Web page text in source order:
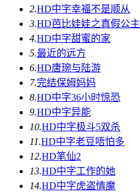
2.HD中字幸福不是顺从
3.HD芭比娃娃之真假公主
4.HD中字甜蜜的家
5.最近的远方
6.HD唐琬与陆游
7.完结保姆妈妈
8.HD中字36小时惊恐
9.HD中字异能
10.HD中字极斗5双杀
11.HD中字老豆唔怕多
12.HD笔仙2
13.HD中字工作的她
14.HD中字虎盗情魔